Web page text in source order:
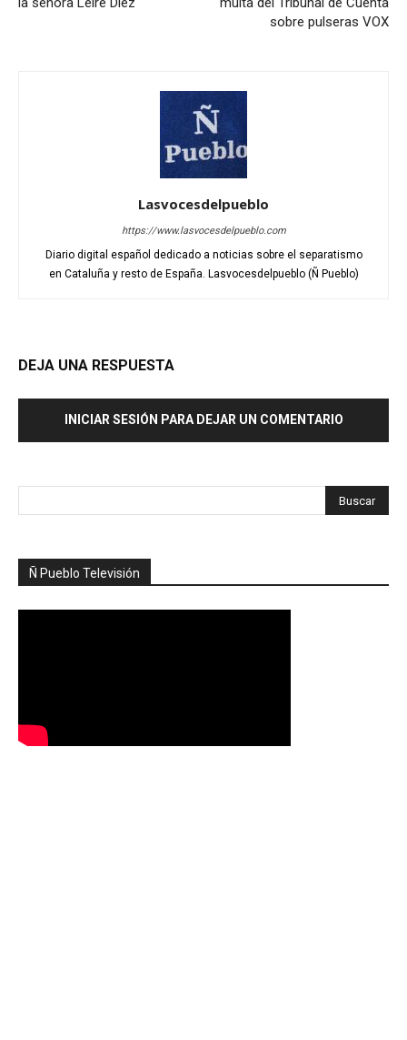
sobre pulseras VOX
Lasvocesdelpueblo
https://www.lasvocesdelpueblo.com
Diario digital español dedicado a noticias sobre el separatismo
en Cataluña y resto de España. Lasvocesdelpueblo (Ñ Pueblo)
DEJA UNA RESPUESTA
INICIAR SESIÓN PARA DEJAR UN COMENTARIO
Ñ Pueblo Televisión